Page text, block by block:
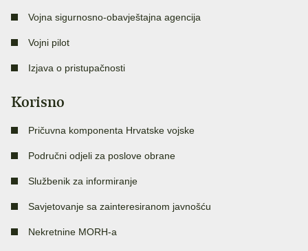
Vojna sigurnosno-obavještajna agencija
Vojni pilot
Izjava o pristupačnosti
Korisno
Pričuvna komponenta Hrvatske vojske
Područni odjeli za poslove obrane
Službenik za informiranje
Savjetovanje sa zainteresiranom javnošću
Nekretnine MORH-a